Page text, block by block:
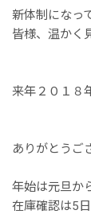
新体制になっ
皆様、温かく
来年２０１８
ありがとうご
年始は元旦か
在庫確認は5日